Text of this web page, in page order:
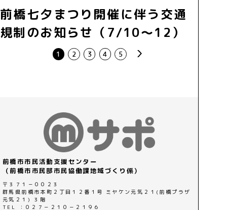
前橋七夕まつり開催に伴う交通
規制のお知らせ（7/10～12）
1 2 3 4 5 next
前橋市市民活動支援センター
（前橋市市民部市民協働課地域づくり係）
〒３７１－００２３
群馬県前橋市本町２丁目１２番１号 ミヤケン元気２１(前橋プラザ
元気２１) ３階
TEL ：０２７－２１０－２１９６